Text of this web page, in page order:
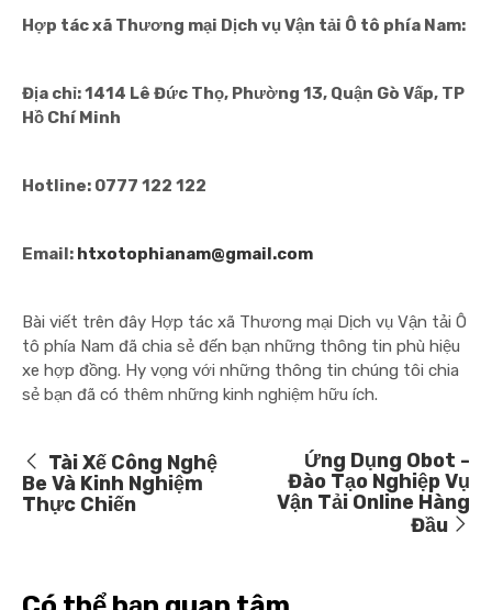
Hợp tác xã Thương mại Dịch vụ Vận tải Ô tô phía Nam:
Địa chỉ: 1414 Lê Đức Thọ, Phường 13, Quận Gò Vấp, TP
Hồ Chí Minh
Hotline: 0777 122 122
Email: htxotophianam@gmail.com
Bài viết trên đây Hợp tác xã Thương mại Dịch vụ Vận tải Ô
tô phía Nam đã chia sẻ đến bạn những thông tin phù hiệu
xe hợp đồng. Hy vọng với những thông tin chúng tôi chia
sẻ bạn đã có thêm những kinh nghiệm hữu ích.
Tài Xế Công Nghệ
Be Và Kinh Nghiệm
Thực Chiến
Ứng Dụng Obot -
Đào Tạo Nghiệp Vụ
Vận Tải Online Hàng
Đầu